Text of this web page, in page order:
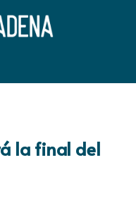
la final del